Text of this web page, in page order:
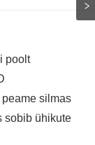
poolt
silmas
sobib ühikute